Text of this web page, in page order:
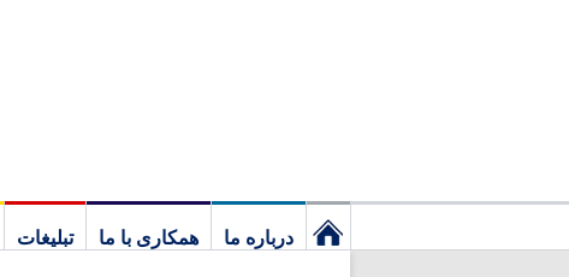
درباره ما همکاری با ما
تبلیغات